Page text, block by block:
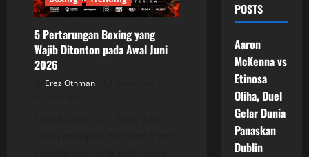
5 Pertarungan Boxing yang
Wajib Ditonton pada Awal Juni
2026
Erez Othman
POSTS
Aaron
McKenna vs
Etinosa
Oliha, Duel
Gelar Dunia
Panaskan
Dublin